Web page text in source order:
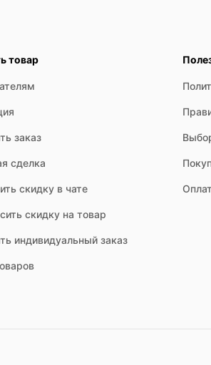
выше), тем меньше электроэнергии
товар
заказ
сделка
скидку в чате
скидку на товар
индивидуальный заказ